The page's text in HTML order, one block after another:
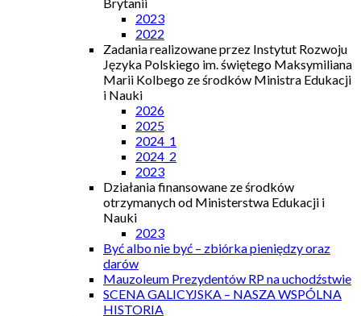
2023
2022
Zadania realizowane przez Instytut Rozwoju
Języka Polskiego im. świętego Maksymiliana
Marii Kolbego ze środków Ministra Edukacji
i Nauki
2026
2025
2024_1
2024_2
2023
Działania finansowane ze środków
otrzymanych od Ministerstwa Edukacji i
Nauki
2023
Być albo nie być – zbiórka pieniędzy oraz
darów
Mauzoleum Prezydentów RP na uchodźstwie
SCENA GALICYJSKA – NASZA WSPÓLNA
HISTORIA